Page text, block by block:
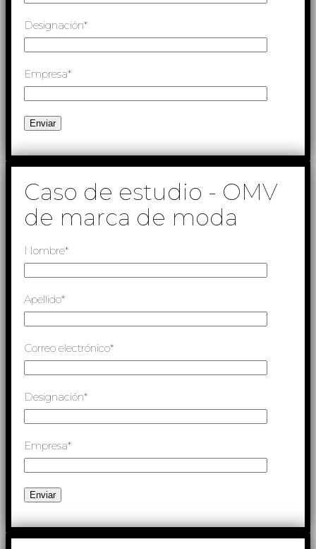
Designación*
Empresa*
Caso de estudio - OMV
de marca de moda
Nombre*
Apellido*
Correo electrónico*
Designación*
Empresa*